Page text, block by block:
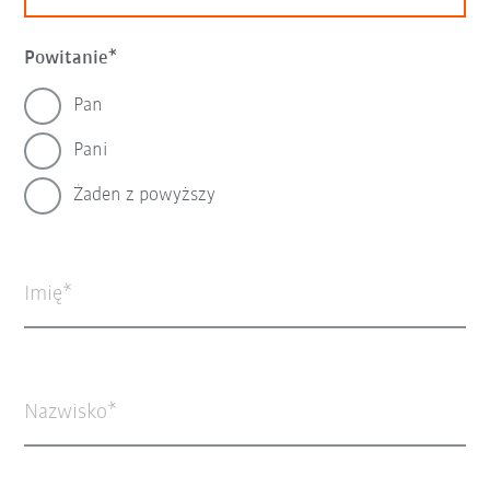
Powitanie
Pan
Pani
Żaden z powyższy
Imię
Nazwisko